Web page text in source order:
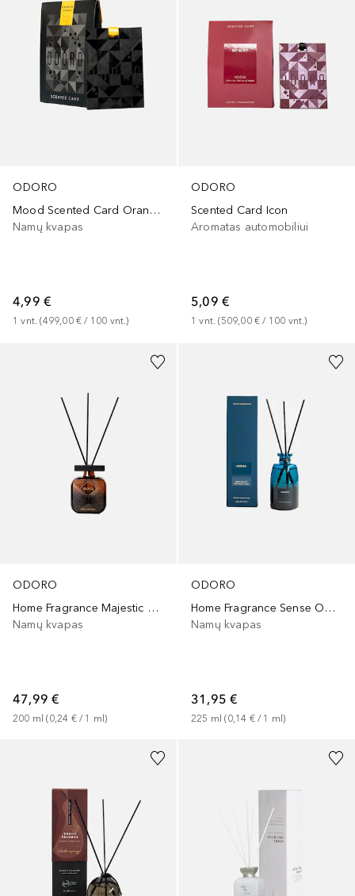
ODORO
Mood Scented Card Orange Chilli
Namų kvapas
4,99 €
1 vnt. (499,00 € / 100 vnt.)
ODORO
Scented Card Icon
Aromatas automobiliui
5,09 €
1 vnt. (509,00 € / 100 vnt.)
ODORO
Home Fragrance Majestic Wood
Namų kvapas
47,99 €
200 ml (0,24 € / 1 ml)
ODORO
Home Fragrance Sense Optimist
Namų kvapas
31,95 €
225 ml (0,14 € / 1 ml)